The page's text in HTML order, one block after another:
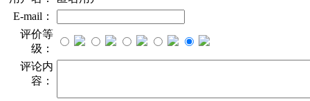
E-mail：
评价等
级：
评论内
容：